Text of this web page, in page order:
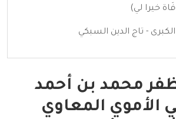
خيرا لي)
- تاج الدين السبكي
محمد بن أحمد
الأموي المعاوي